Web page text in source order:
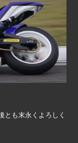
とも末永くよろしく